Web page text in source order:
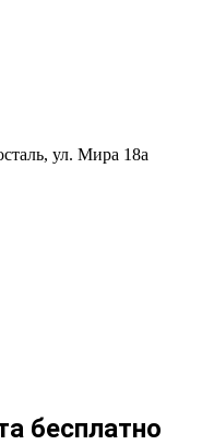
ул. Мира 18а
бесплатно